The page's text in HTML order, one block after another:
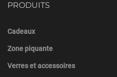
PRODUITS
Cadeaux
Zone piquante
Verres et accessoires